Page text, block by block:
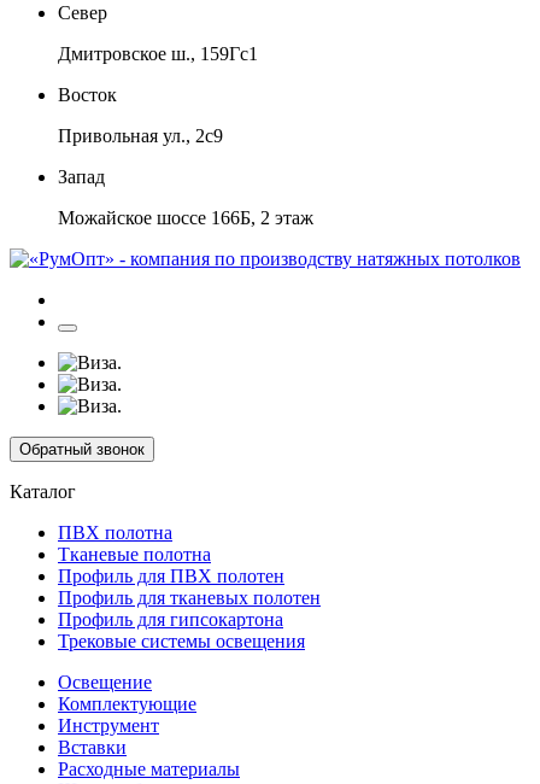
Север
Дмитровское ш., 159Гс1
Восток
Привольная ул., 2с9
Запад
Можайское шоссе 166Б, 2 этаж
Обратный звонок
Каталог
ПВХ полотна
Тканевые полотна
Профиль для ПВХ полотен
Профиль для тканевых полотен
Профиль для гипсокартона
Трековые системы освещения
Освещение
Комплектующие
Инструмент
Вставки
Расходные материалы